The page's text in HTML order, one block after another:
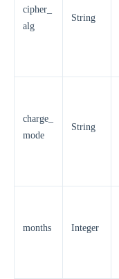
cipher_
alg
String
charge_
mode
String
months Integer